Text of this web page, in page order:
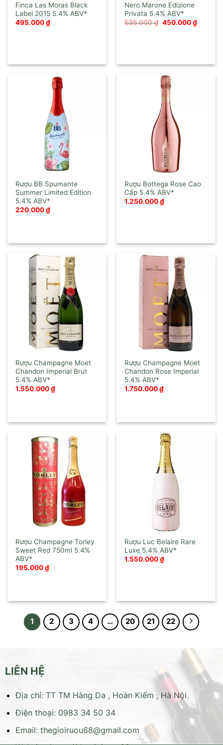
Finca Las Moras Black
Label 2015
495.000₫
Nero Marone Edizione
Privata
535.000₫ Giá
450.000₫Giá
Rượu BB Spumante
Summer Limited Edition
220.000₫
Rượu Bottega Rose Cao
Cấp
1.250.000₫
Rượu Champagne Moet
Chandon Imperial Brut
1.550.000₫
Rượu Champagne Moet
Chandon Rose Imperial
1.750.000₫
Rượu Champagne Torley
Sweet Red 750ml
195.000₫
Rượu Luc Belaire Rare
Luxe
1.550.000₫
1 2 3 4 … 20 21 22
LIÊN HỆ
Địa chỉ: TT TM Hàng Da , Hoàn Kiếm , Hà Nội.
Điện thoại: 0983 34 50 34
Email: thegioiruou68@gmail.com